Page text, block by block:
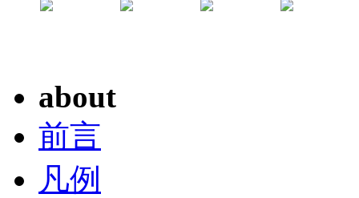
about
前言
凡例